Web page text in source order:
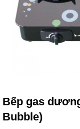
Bếp gas
Bubble)